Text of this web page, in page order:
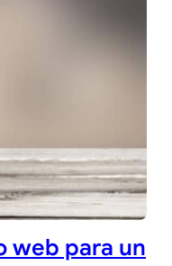
web para un